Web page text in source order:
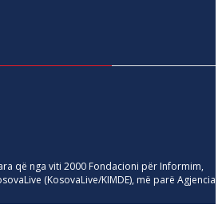
që nga viti 2000 Fondacioni për Informim,
(KosovaLive/KIMDE), më parë Agjencia